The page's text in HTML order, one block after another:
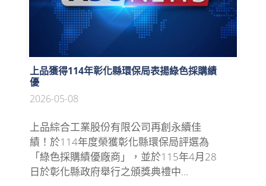
上品獲得114年彰化縣環保局表揚綠色採購績
優
2026-05-08
上品綜合工業股份有限公司再創永續佳
績！於114年度榮獲彰化縣環保局評選為
「綠色採購績優廠商」，並於115年4月28
日於彰化縣政府舉行之頒獎典禮中...